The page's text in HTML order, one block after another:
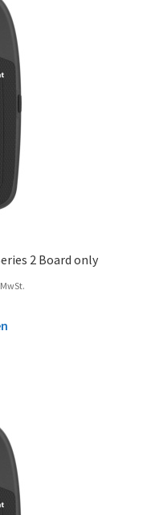
2 Board only